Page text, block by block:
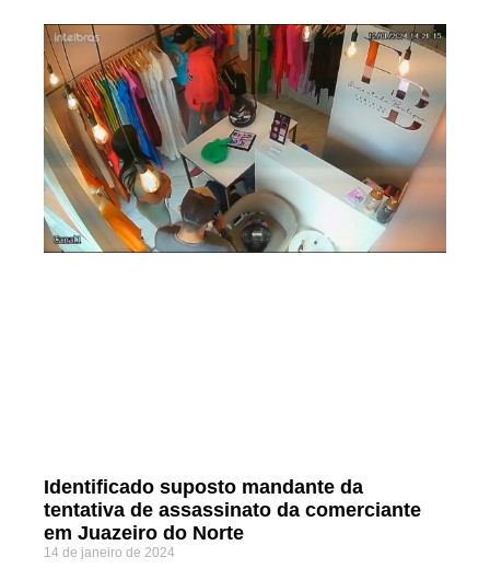
Identificado suposto mandante da
tentativa de assassinato da comerciante
em Juazeiro do Norte
14 de janeiro de 2024